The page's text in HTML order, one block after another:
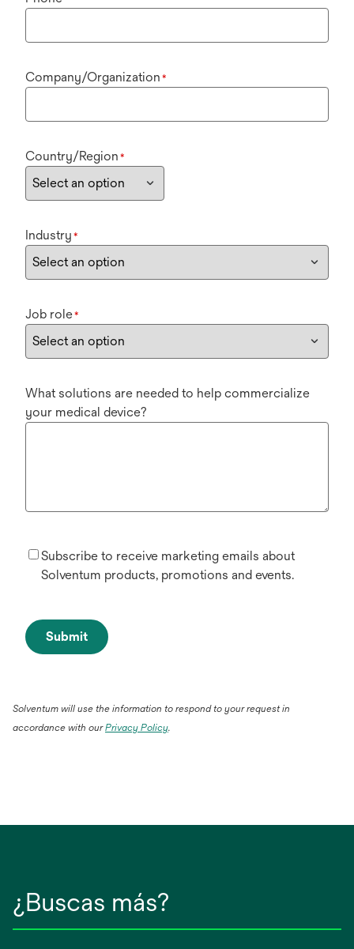
Company/Organization *
Country/Region *
Industry *
Job role*
What solutions are needed to help commercialize
your medical device?
Subscribe to receive marketing emails about
Solventum products, promotions and events.
Submit
Solventum will use the information to respond to your request in
accordance with ourPrivacy Policy.
¿Buscas más?